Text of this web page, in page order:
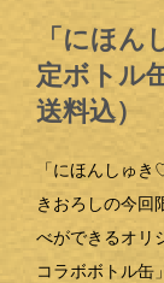
「にほ
定ボトル
送料込）
「にほんしゅ
きおろしの今回
べができるオリ
コラボボトル缶